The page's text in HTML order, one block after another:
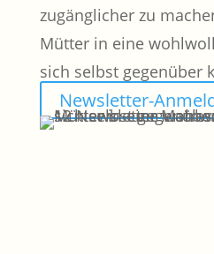
zugänglicher zu
Mütter in eine
sich selbst gegenüber
Newsletter-